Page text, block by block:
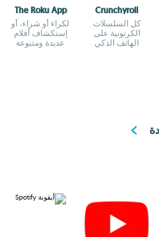
Crunchyroll
كل السلسلات
الكرتونية على
الهاتف الذكي
The Roku App
لكراء أو شراء، أو
إستكشاف أفلام
عديدة ومتنوعة